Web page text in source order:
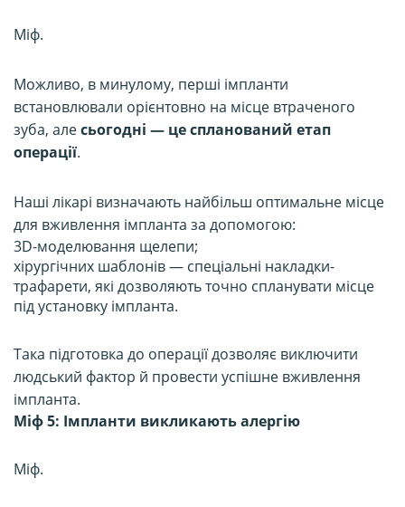
Міф.
Можливо, в минулому, перші імпланти
встановлювали орієнтовно на місце втраченого
зуба, алесьогодні — це спланований етап
операції.
Наші лікарі визначають найбільш оптимальне місце
для вживлення імпланта за допомогою:
3D-моделювання щелепи;
хірургічних шаблонів — спеціальні накладки-
трафарети, які дозволяють точно спланувати місце
під установку імпланта.
Така підготовка до операції дозволяє виключити
людський фактор й провести успішне вживлення
імпланта.
Міф 5: Імпланти викликають алергію
Міф.